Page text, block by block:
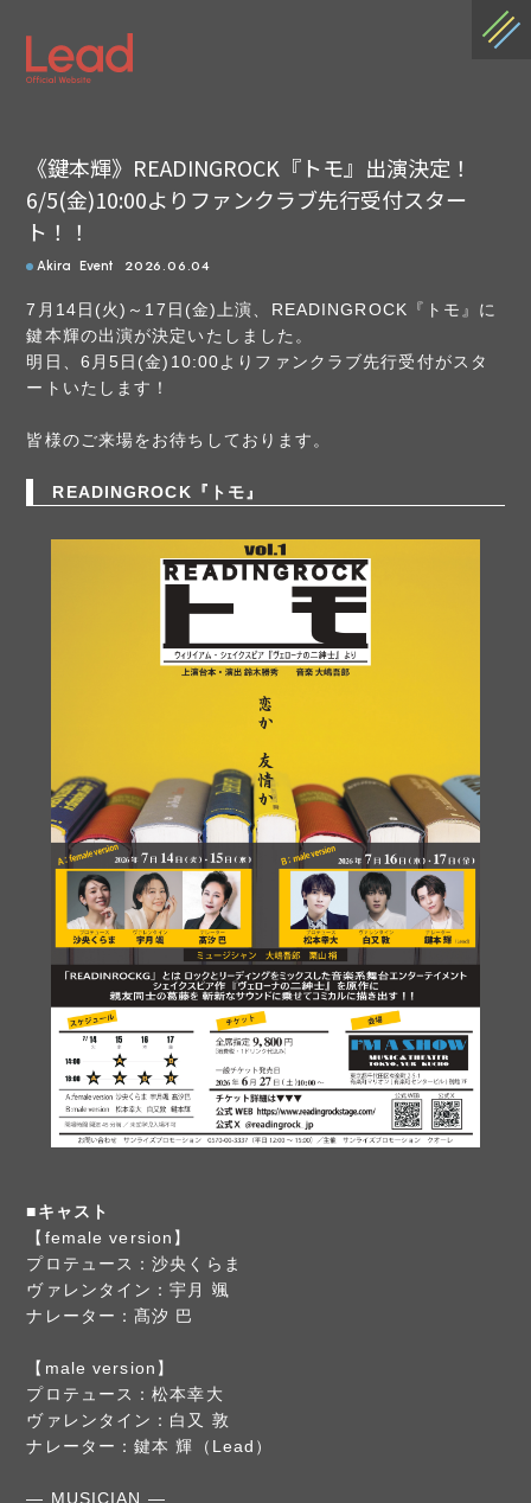
《鍵本輝》READINGROCK『トモ』出演決定！
6/5(金)10:00よりファンクラブ先行受付スター
ト！！
Akira Event 2026.06.04
7月14日(火)～17日(金)上演、READINGROCK『トモ』に
鍵本輝の出演が決定いたしました。
明日、6月5日(金)10:00よりファンクラブ先行受付がスタ
ートいたします！
皆様のご来場をお待ちしております。
READINGROCK『トモ』
■キャスト
【female version】
プロテュース：沙央くらま
ヴァレンタイン：宇月 颯
ナレーター：髙汐 巴
【male version】
プロテュース：松本幸大
ヴァレンタイン：白又 敦
ナレーター：鍵本 輝（Lead）
― MUSICIAN ―